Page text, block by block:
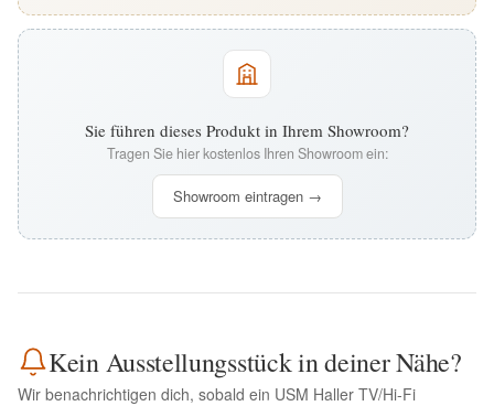
Sie führen dieses Produkt in Ihrem Showroom?
Tragen Sie hier kostenlos Ihren Showroom ein:
Showroom eintragen →
Kein Ausstellungsstück in deiner Nähe?
Wir benachrichtigen dich, sobald ein USM Haller TV/Hi-Fi